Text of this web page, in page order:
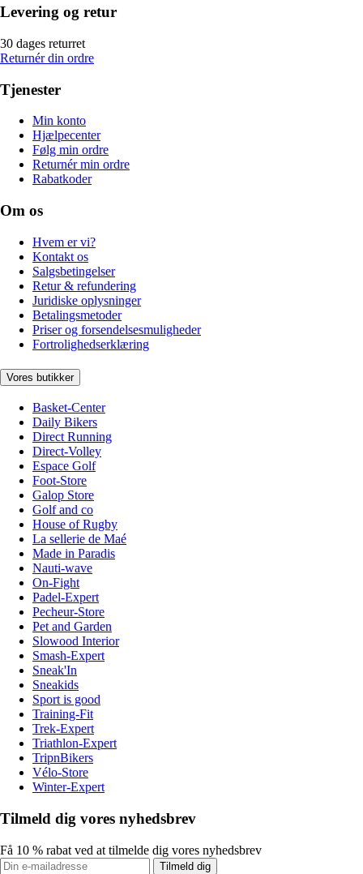
Levering og retur
30 dages returret
Returnér din ordre
Tjenester
Min konto
Hjælpecenter
Følg min ordre
Returnér min ordre
Rabatkoder
Om os
Hvem er vi?
Kontakt os
Salgsbetingelser
Retur & refundering
Juridiske oplysninger
Betalingsmetoder
Priser og forsendelsesmuligheder
Fortrolighedserklæring
Vores butikker
Basket-Center
Daily Bikers
Direct Running
Direct-Volley
Espace Golf
Foot-Store
Galop Store
Golf and co
House of Rugby
La sellerie de Maé
Made in Paradis
Nauti-wave
On-Fight
Padel-Expert
Pecheur-Store
Pet and Garden
Slowood Interior
Smash-Expert
Sneak'In
Sneakids
Sport is good
Training-Fit
Trek-Expert
Triathlon-Expert
TripnBikers
Vélo-Store
Winter-Expert
Tilmeld dig vores nyhedsbrev
Få 10 % rabat ved at tilmelde dig vores nyhedsbrev
Tilmeld dig